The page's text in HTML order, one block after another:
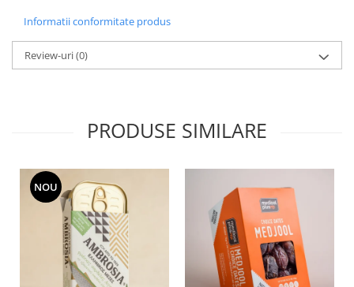
Informatii conformitate produs
Review-uri(0)
PRODUSE SIMILARE
NOU